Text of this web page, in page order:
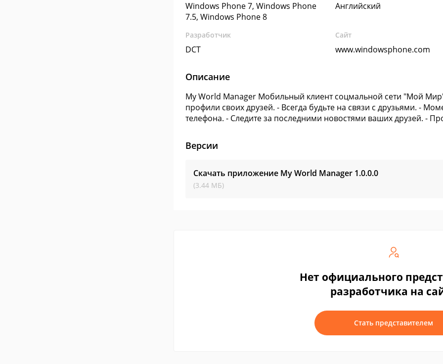
Windows Phone 7, Windows Phone
7.5, Windows Phone 8
Английский
Разработчик
DCT
Сайт
www.windowsphone.com
Описание
My World Manager Мобильный клиент соцмальной сети "Мой
профили своих друзей. - Всегда будьте на связи с друзьями. -
телефона. - Следите за последними новостями ваших друзей. -
Версии
Скачать приложение My World Manager 1.0.0.0
(3.44 МБ)
Нет официального
разработчика на
Стать представителем